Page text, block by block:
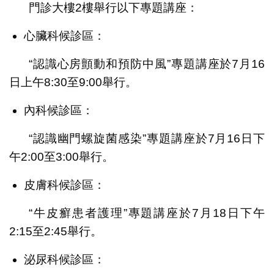
門診大樓2樓舉行以下專題講座：
心臟科候診區：
“認識心房顫動和預防中風”專題講座於7月16
日上午8:30至9:00舉行。
內科候診區：
“認識幽門螺旋菌感染”專題講座於7月16日下
午2:00至3:00舉行。
皮膚科候診區：
“牛皮癬患者護理”專題講座於7月18日下午
2:15至2:45舉行。
泌尿科候診區：